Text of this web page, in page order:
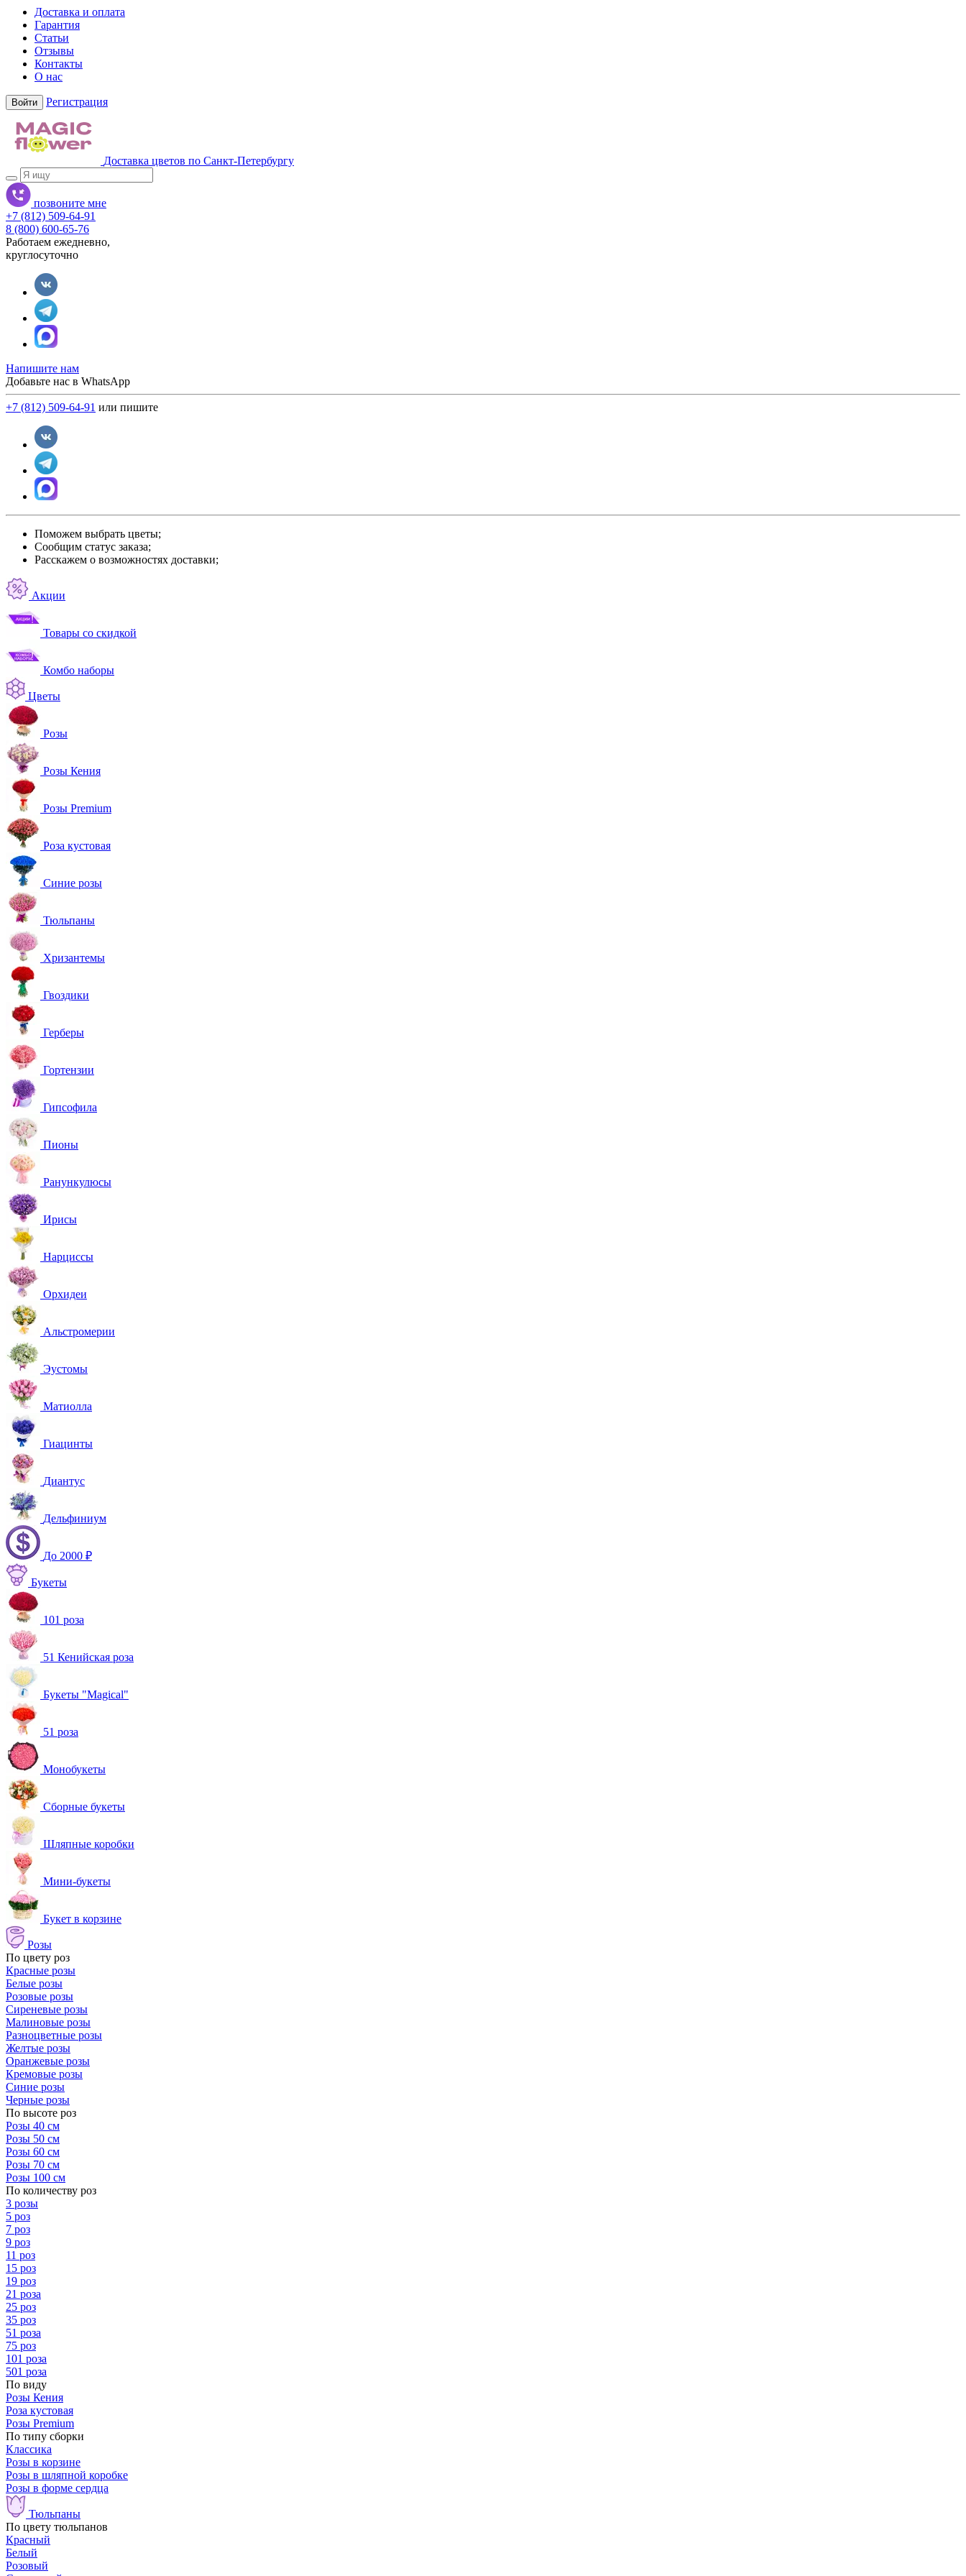
Доставка и оплата
Гарантия
Статьи
Отзывы
Контакты
О нас
Войти Регистрация
Доставка цветов по Санкт-Петербургу
позвоните мне
+7 (812) 509-64-91
8 (800) 600-65-76
Работаем ежедневно,
круглосуточно
Напишите нам
Добавьте нас в WhatsApp
+7 (812) 509-64-91 или пишите
Поможем выбрать цветы;
Сообщим статус заказа;
Расскажем о возможностях доставки;
Акции
Товары со скидкой
Комбо наборы
Цветы
Розы
Розы Кения
Розы Premium
Роза кустовая
Синие розы
Тюльпаны
Хризантемы
Гвоздики
Герберы
Гортензии
Гипсофила
Пионы
Ранункулюсы
Ирисы
Нарциссы
Орхидеи
Альстромерии
Эустомы
Матиолла
Гиацинты
Диантус
Дельфиниум
До 2000 ₽
Букеты
101 роза
51 Кенийская роза
Букеты "Magical"
51 роза
Монобукеты
Сборные букеты
Шляпные коробки
Мини-букеты
Букет в корзине
Розы
По цвету роз
Красные розы
Белые розы
Розовые розы
Сиреневые розы
Малиновые розы
Разноцветные розы
Желтые розы
Оранжевые розы
Кремовые розы
Синие розы
Черные розы
По высоте роз
Розы 40 см
Розы 50 см
Розы 60 см
Розы 70 см
Розы 100 см
По количеству роз
3 розы
5 роз
7 роз
9 роз
11 роз
15 роз
19 роз
21 роза
25 роз
35 роз
51 роза
75 роз
101 роза
501 роза
По виду
Розы Кения
Роза кустовая
Розы Premium
По типу сборки
Классика
Розы в корзине
Розы в шляпной коробке
Розы в форме сердца
Тюльпаны
По цвету тюльпанов
Красный
Белый
Розовый